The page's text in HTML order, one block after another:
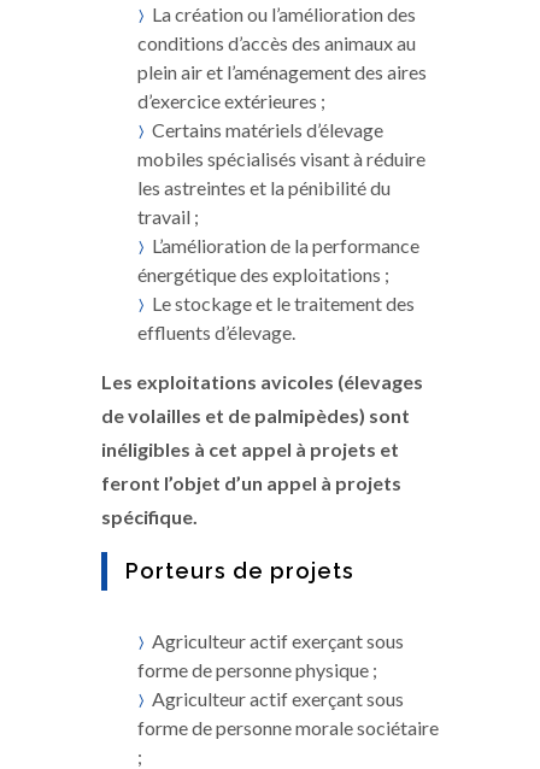
La création ou l’amélioration des
conditions d’accès des animaux au
plein air et l’aménagement des aires
d’exercice extérieures ;
Certains matériels d’élevage
mobiles spécialisés visant à réduire
les astreintes et la pénibilité du
travail ;
L’amélioration de la performance
énergétique des exploitations ;
Le stockage et le traitement des
effluents d’élevage.
Les exploitations avicoles (élevages
de volailles et de palmipèdes) sont
inéligibles à cet appel à projets et
feront l’objet d’un appel à projets
spécifique.
Porteurs de projets
Agriculteur actif exerçant sous
forme de personne physique ;
Agriculteur actif exerçant sous
forme de personne morale sociétaire
;